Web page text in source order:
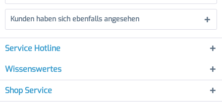
Kunden haben sich ebenfalls angesehen
Service Hotline
Wissenswertes
Shop Service